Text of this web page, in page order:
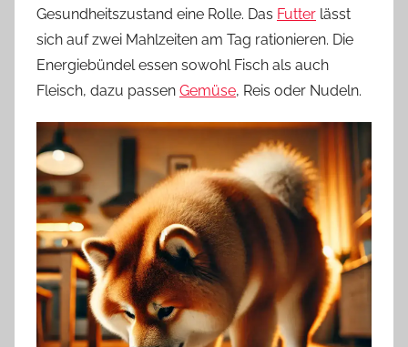
Gesundheitszustand eine Rolle. Das Futter lässt
sich auf zwei Mahlzeiten am Tag rationieren. Die
Energiebündel essen sowohl Fisch als auch
Fleisch, dazu passen Gemüse, Reis oder Nudeln.